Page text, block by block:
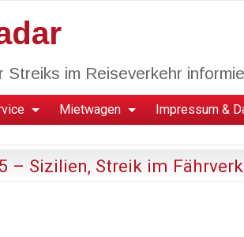
Streiks im Reiseverkehr
Mietwagen Impressum &
– Sizilien, Streik im